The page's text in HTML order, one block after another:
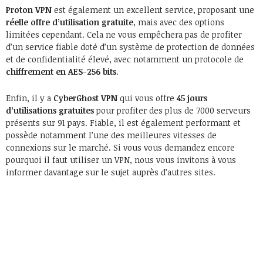
Proton VPN est également un excellent service, proposant une
réelle offre d’utilisation gratuite, mais avec des options
limitées cependant. Cela ne vous empêchera pas de profiter
d’un service fiable doté d’un système de protection de données
et de confidentialité élevé, avec notamment un protocole de
chiffrement en AES-256 bits.
Enfin, il y a CyberGhost VPN qui vous offre 45 jours
d’utilisations gratuitespour profiter des plus de 7000 serveurs
présents sur 91 pays. Fiable, il est également performant et
possède notamment l’une des meilleures vitesses de
connexions sur le marché. Si vous vous demandez encore
pourquoi il faut utiliser un VPN, nous vous invitons à vous
informer davantage sur le sujet auprès d’autres sites.